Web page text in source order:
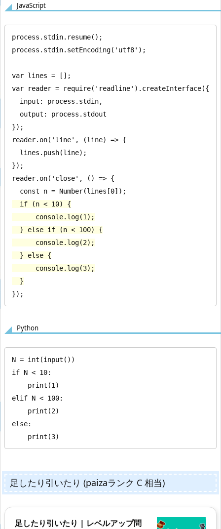
JavaScript
process.stdin.resume();
process.stdin.setEncoding('utf8');
var lines = [];
var reader = require('readline').createInterface({
});
reader.on('line', (line) => {
});
reader.on('close', () => {
  }
});
Python
N = int(input())
if N < 10:
elif N < 100:
else:
    print(3)
足したり引いたり (paizaランク C 相当)
足したり引いたり | レベルアップ問